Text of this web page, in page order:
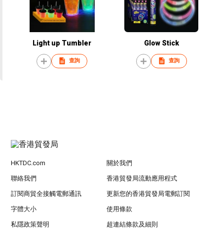
Light up Tumbler
查詢
Glow Stick
查詢
HKTDC.com 關於我們
聯絡我們 香港貿發局流動應用程式
訂閱商貿全接觸電郵通訊 更新您的香港貿發局電郵訂閱
字體大小 使用條款
私隱政策聲明 超連結條款及細則